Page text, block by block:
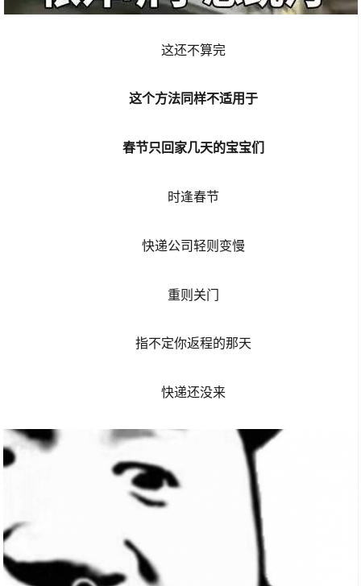
这还不算完
这个方法同样不适用于
春节只回家几天的宝宝们
时逢春节
快递公司轻则变慢
重则关门
指不定你返程的那天
快递还没来